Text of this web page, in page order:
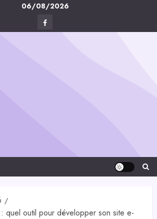
06/08/2026
Facebook
quel outil pour développer son site e-